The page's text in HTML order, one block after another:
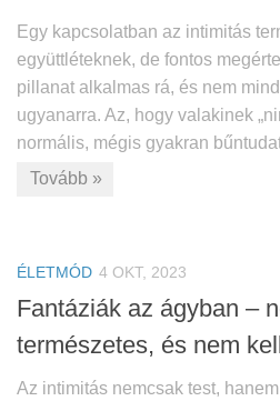
Egy kapcsolatban az intimitás
együttléteknek, de fontos
pillanat alkalmas rá, és nem
ugyanarra. Az, hogy valakinek
normális, mégis gyakran
Tovább »
ÉLETMÓD 4 OKT, 2023
Fantáziák az ágyban –
természetes, és nem
Az intimitás nemcsak test,